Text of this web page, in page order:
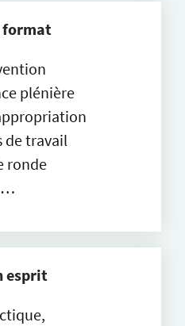
format
plénière
de travail
ronde
…
esprit